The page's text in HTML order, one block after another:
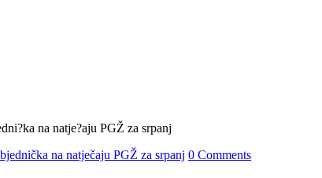
na natječaju PGŽ za srpanj 0 Comments